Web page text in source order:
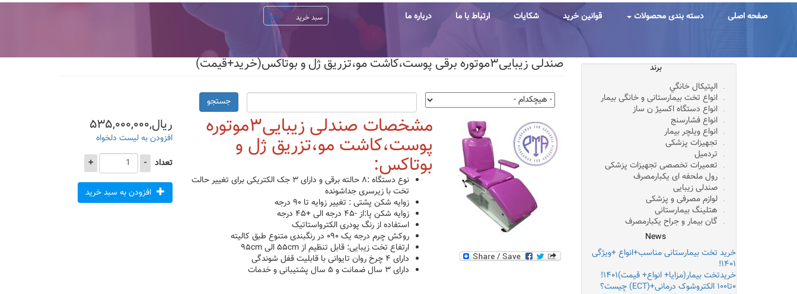
رفتن
صفحه اصلی دسته بندی محصولات قوانین خرید شکایات ارتباط با ما درباره ما
صندلی زیبایی۳موتوره برقی پوست،کاشت مو،تزریق ژل و بوتاکس(خرید+قیمت)
جستجو
ریال,۵۳۵,۰۰۰,۰۰۰
افزودن به لیست دلخواه
تعداد
-
+
افزودن به سبد خرید
مشخصات صندلی زیبایی۳موتوره
پوست،کاشت مو،تزریق ژل و
بوتاکس:
نوع دستگاه :۸ حالته برقی و دارای ۳ جک الکتریکی برای تغییر حالت
تخت با زیرسری جداشونده
زوایه شکن پشتی : تغییر زوایه تا ۹۰ درجه
زوایه شکن پا:از -۴۵ درجه الی +۴۵ درجه
استفاده از رنگ پودری الکترواستاتیک
روکش چرم درجه یک ۰۹۰ در رنگبندی متنوع طبق کالیته
ارتفاع تخت زیبایی: قابل تنظیم از ۵۵cm الی ۹۵cm
دارای ۴ چرخ روان تایوانی با قابلیت قفل شوندگی
دارای ۳ سال ضمانت و ۵ سال پشتیبانی و خدمات
برند
الپتيکال خانگي
انواع تخت بیمارستانی و خانگی بیمار
انواع دستگاه اکسیژ ن ساز
انواع فشارسنج
انواع ویلچر بیمار
تجهیزات پزشکی
تردمیل
تعمیرات تخصصی تجهیزات پزشکی
رول ملحفه ای یکبارمصرف
صندلی زیبایی
لوازم مصرفی و پزشکی
هتلینگ بیمارستانی
گان بیمار و جراح یکبارمصرف
News
خرید تخت بیمارستانی مناسب+انواع +ویژگی
۱۴۰۱!
خریدتخت بیمار(مزایا+ انواع+ قیمت)۱۴۰۱!
۰تا۱۰۰ الکتروشوک درمانی+(ECT) چیست؟